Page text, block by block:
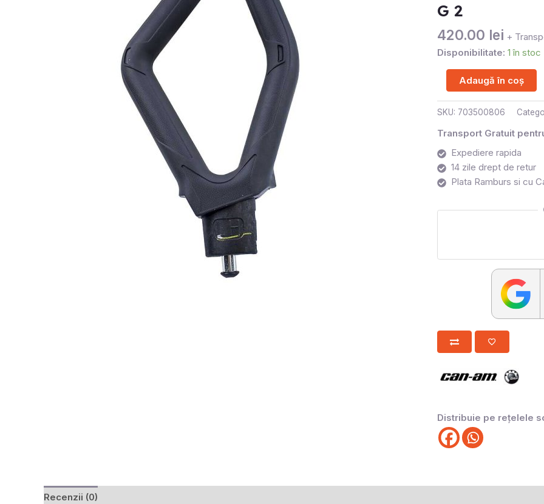
G 2
420.00 lei +
Disponibilitate: 1 în stoc
CAN
G
2
Adaugă în coș
SKU: 703500806
Transport Gratuit
Expediere rapida
14 zile drept de retur
Plata Ramburs si cu
Distribuie pe rețelele
Recenzii (0)